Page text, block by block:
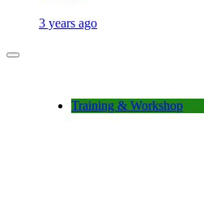
3 years ago
Training & Workshop